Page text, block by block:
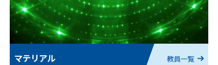
マテリアル 教員一覧